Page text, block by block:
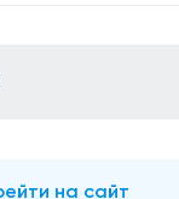
на сайт